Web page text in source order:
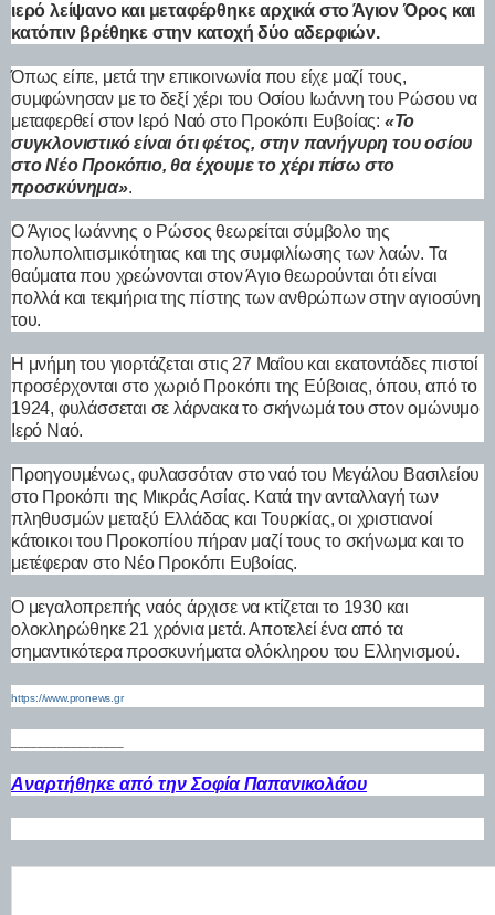
ιερό λείψανο και μεταφέρθηκε αρχικά στο Άγιον Όρος και
κατόπιν βρέθηκε στην κατοχή δύο αδερφιών.
Όπως είπε, μετά την επικοινωνία που είχε μαζί τους,
συμφώνησαν με το δεξί χέρι του Οσίου Ιωάννη του Ρώσου να
μεταφερθεί στον Ιερό Ναό στο Προκόπι Ευβοίας: «Το
συγκλονιστικό είναι ότι φέτος, στην πανήγυρη του οσίου
στο Νέο Προκόπιο, θα έχουμε το χέρι πίσω στο
προσκύνημα».
Ο Άγιος Ιωάννης ο Ρώσος θεωρείται σύμβολο της
πολυπολιτισμικότητας και της συμφιλίωσης των λαών. Τα
θαύματα που χρεώνονται στον Άγιο θεωρούνται ότι είναι
πολλά και τεκμήρια της πίστης των ανθρώπων στην αγιοσύνη
του.
Η μνήμη του γιορτάζεται στις 27 Μαΐου και εκατοντάδες πιστοί
προσέρχονται στο χωριό Προκόπι της Εύβοιας, όπου, από το
1924, φυλάσσεται σε λάρνακα το σκήνωμά του στον ομώνυμο
Ιερό Ναό.
Προηγουμένως, φυλασσόταν στο ναό του Μεγάλου Βασιλείου
στο Προκόπι της Μικράς Ασίας. Κατά την ανταλλαγή των
πληθυσμών μεταξύ Ελλάδας και Τουρκίας, οι χριστιανοί
κάτοικοι του Προκοπίου πήραν μαζί τους το σκήνωμα και το
μετέφεραν στο Νέο Προκόπι Ευβοίας.
Ο μεγαλοπρεπής ναός άρχισε να κτίζεται το 1930 και
ολοκληρώθηκε 21 χρόνια μετά. Αποτελεί ένα από τα
σημαντικότερα προσκυνήματα ολόκληρου του Ελληνισμού.
https://www.pronews.gr
Αναρτήθηκε από την Σοφία Παπανικολάου